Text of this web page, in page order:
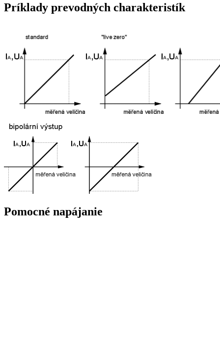
Príklady prevodných charakteristík
Pomocné napájanie